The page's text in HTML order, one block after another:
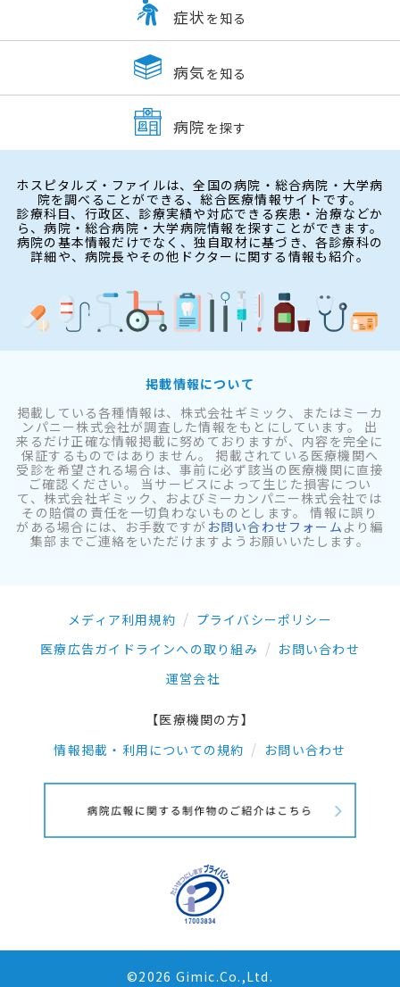
症状 を知る
病気 を知る
病院 を探す
ホスピタルズ・ファイルは、全国の病院・総合病院・大学病
院を調べることができる、総合医療情報サイトです。
診療科目、行政区、診療実績や対応できる疾患・治療などか
ら、病院・総合病院・大学病院情報を探すことができます。
病院の基本情報だけでなく、独自取材に基づき、各診療科の
詳細や、病院長やその他ドクターに関する情報も紹介。
掲載情報について
掲載している各種情報は、株式会社ギミック、またはミーカ
ンパニー株式会社が調査した情報をもとにしています。 出
来るだけ正確な情報掲載に努めておりますが、内容を完全に
保証するものではありません。 掲載されている医療機関へ
受診を希望される場合は、事前に必ず該当の医療機関に直接
ご確認ください。 当サービスによって生じた損害につい
て、株式会社ギミック、およびミーカンパニー株式会社では
その賠償の責任を一切負わないものとします。 情報に誤り
がある場合には、お手数ですが お問い合わせフォーム より編
集部までご連絡をいただけますようお願いいたします。
メディア利用規約
プライバシーポリシー
医療広告ガイドラインへの取り組み
お問い合わせ
運営会社
【医療機関の方】
情報掲載・利用についての規約
お問い合わせ
©2026 Gimic.Co.,Ltd.